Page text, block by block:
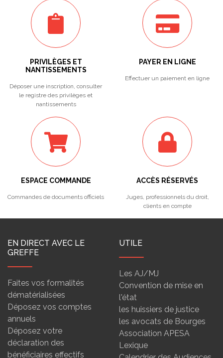
PRIVILÈGES ET
NANTISSEMENTS
Déposer une inscription, consulter
le registre des privilèges et
nantissements
PAYER EN LIGNE
Effectuer un paiement en ligne
ESPACE COMMANDE
Commandes de documents officiels
ACCÈS RÉSERVÉS
Juges, professionnels du droit,
clients en compte
EN DIRECT AVEC LE
GREFFE
Faites vos formalités
dématérialisées
Déposez vos comptes
annuels
Déposez votre
déclaration des
bénéficiaires effectifs
UTILE
Les AJ/MJ
Convention de mise en
l'état
les huissiers de justice
les avocats de Bourges
Association APESA
Lexique